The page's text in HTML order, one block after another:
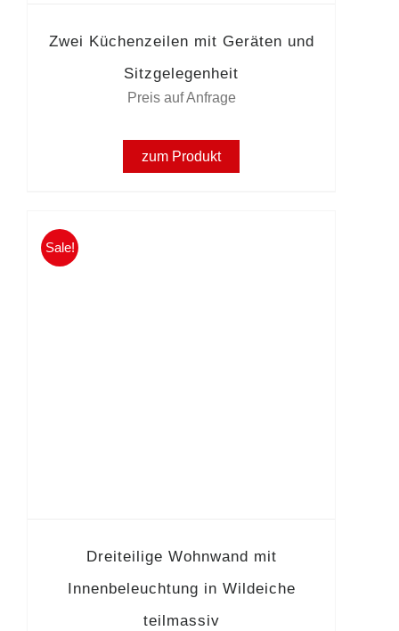
Zwei Küchenzeilen mit Geräten und
Sitzgelegenheit
Preis auf Anfrage
zum Produkt
Sale!
Dreiteilige Wohnwand mit
Innenbeleuchtung in Wildeiche
teilmassiv